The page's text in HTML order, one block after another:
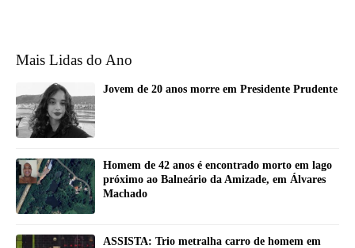
Mais Lidas do Ano
Jovem de 20 anos morre em Presidente Prudente
Homem de 42 anos é encontrado morto em lago
próximo ao Balneário da Amizade, em Álvares
Machado
ASSISTA: Trio metralha carro de homem em